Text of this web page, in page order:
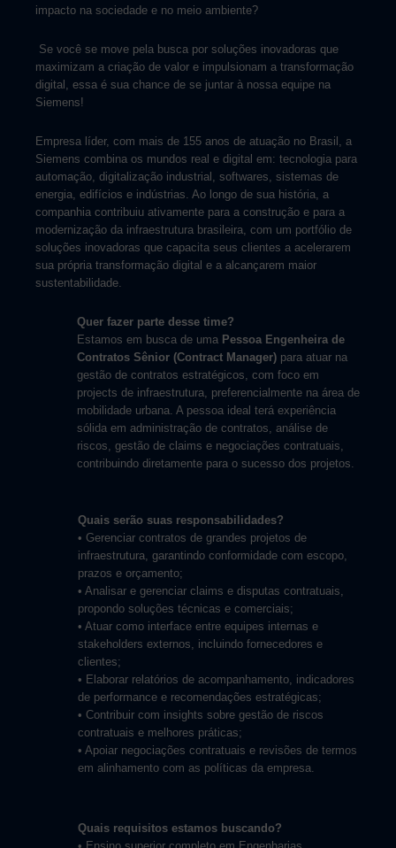
impacto na sociedade e no meio ambiente?
Se você se move pela busca por soluções inovadoras que
maximizam a criação de valor e impulsionam a transformação
digital, essa é sua chance de se juntar à nossa equipe na
Siemens!
Empresa líder, com mais de 155 anos de atuação no Brasil, a
Siemens combina os mundos real e digital em: tecnologia para
automação, digitalização industrial, softwares, sistemas de
energia, edifícios e indústrias. Ao longo de sua história, a
companhia contribuiu ativamente para a construção e para a
modernização da infraestrutura brasileira, com um portfólio de
soluções inovadoras que capacita seus clientes a acelerarem
sua própria transformação digital e a alcançarem maior
sustentabilidade.
Quer fazer parte desse time?
Estamos em busca de uma Pessoa Engenheira de
Contratos Sênior (Contract Manager) para atuar na
gestão de contratos estratégicos, com foco em
projects de infraestrutura, preferencialmente na área de
mobilidade urbana. A pessoa ideal terá experiência
sólida em administração de contratos, análise de
riscos, gestão de claims e negociações contratuais,
contribuindo diretamente para o sucesso dos projetos.
Quais serão suas responsabilidades?
• Gerenciar contratos de grandes projetos de
infraestrutura, garantindo conformidade com escopo,
prazos e orçamento;
• Analisar e gerenciar claims e disputas contratuais,
propondo soluções técnicas e comerciais;
• Atuar como interface entre equipes internas e
stakeholders externos, incluindo fornecedores e
clientes;
• Elaborar relatórios de acompanhamento, indicadores
de performance e recomendações estratégicas;
• Contribuir com insights sobre gestão de riscos
contratuais e melhores práticas;
• Apoiar negociações contratuais e revisões de termos
em alinhamento com as políticas da empresa.
Quais requisitos estamos buscando?